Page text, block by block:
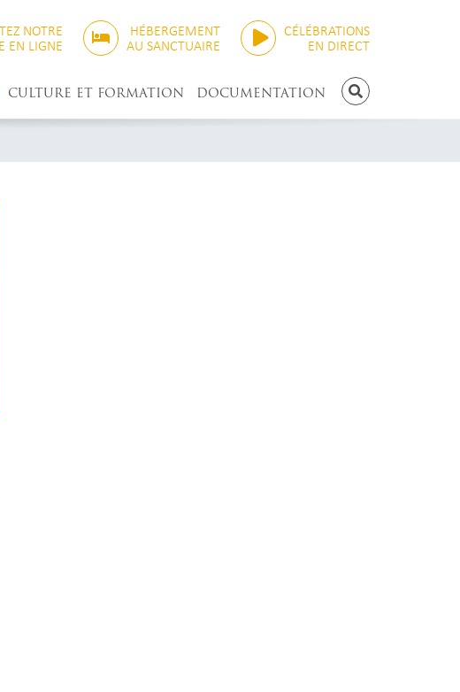
NOTRE
EN LIGNE
HÉBERGEMENT
AU SANCTUAIRE
CÉLÉBRATIONS
EN DIRECT
RECHERCHE
CULTURE ET FORMATION DOCUMENTATION